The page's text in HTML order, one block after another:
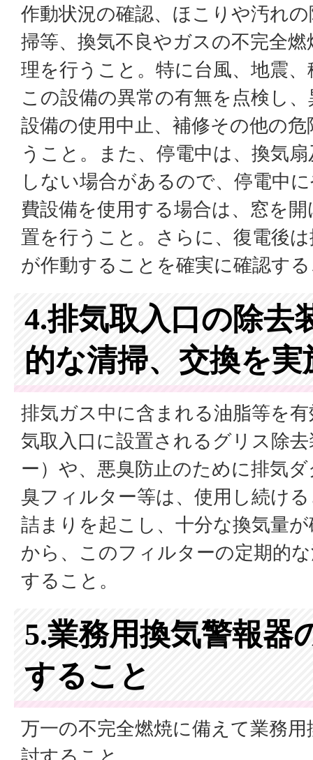
作動状況の確認、ほこりや汚れ
掃等、換気不良やガスの不完全
理を行うこと。特に台風、地震
この設備の異常の有無を点検し
設備の使用中止、補修その他の
うこと。また、停電中は、換気
しない場合があるので、停電中
費設備を使用する場合は、窓を
置を行うこと。さらに、復電後
が作動することを確実に確認す
4.排気取入口の除去
的な清掃、交換を
排気ガス中に含まれる油脂等を
気取入口に設置されるグリス除
ー）や、悪臭防止のために排気
臭フィルター等は、使用し続け
詰まりを起こし、十分な換気量
から、このフィルターの定期的
すること。
5.業務用換気警報器
すること
万一の不完全燃焼に備えて業務